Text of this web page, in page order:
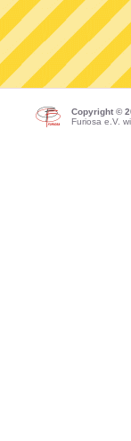
Copyright ©
Furiosa e.V.